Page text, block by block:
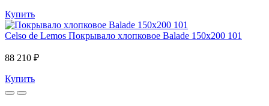
Купить
Celso de Lemos Покрывало хлопковое Balade 150x200 101
88 210 ₽
Купить